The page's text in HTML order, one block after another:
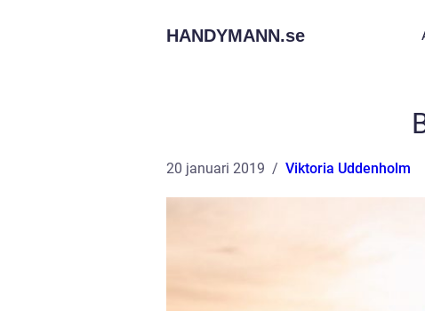
HANDYMANN.se
20 januari 2019 Viktoria Uddenholm